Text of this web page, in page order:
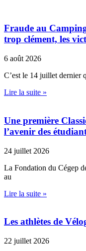
Fraude au
trop clément, les
6 août 2026
C’est le 14 juillet dernier
Lire la suite »
Une première
l’avenir des
24 juillet 2026
La Fondation du Cégep
au
Lire la suite »
Les athlètes de
22 juillet 2026